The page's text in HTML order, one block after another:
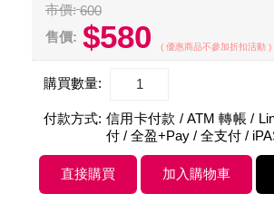
市價: 600
售價: $580 ( 優惠商品不參加折扣活動 )
購買數量:
付款方式: 信用卡付款 / ATM 轉帳 /
付 / 全盈+Pay / 全支付 /